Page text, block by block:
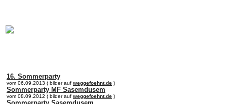
16. Sommerparty
vom 06.09.2013 ( bilder auf weggefoehnt.de )
Sommerparty MF Sasemdusem
vom 08.09.2012 ( bilder auf weggefoehnt.de )